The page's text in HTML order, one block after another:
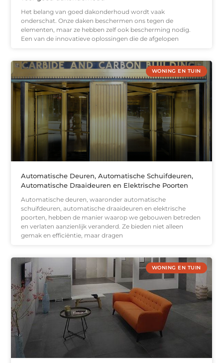
Het belang van goed dakonderhoud wordt vaak
onderschat. Onze daken beschermen ons tegen de
elementen, maar ze hebben zelf ook bescherming nodig.
Een van de innovatieve oplossingen die de afgelopen
WONING EN TUIN
Automatische Deuren, Automatische Schuifdeuren,
Automatische Draaideuren en Elektrische Poorten
Automatische deuren, waaronder automatische
schuifdeuren, automatische draaideuren en elektrische
poorten, hebben de manier waarop we gebouwen betreden
en verlaten aanzienlijk veranderd. Ze bieden niet alleen
gemak en efficiëntie, maar dragen
WONING EN TUIN